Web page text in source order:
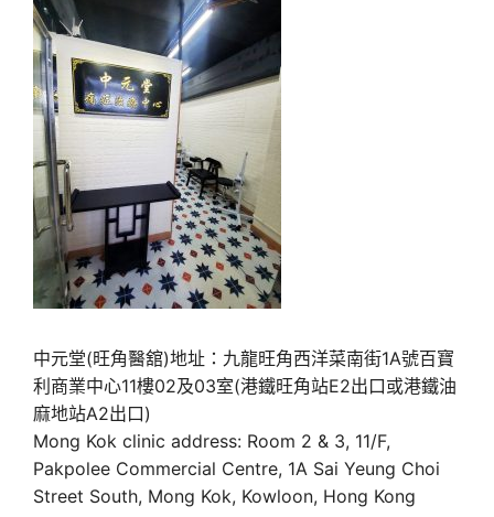
中元堂(旺角醫舘)地址：九龍旺角西洋菜南街1A號百寶
利商業中心11樓02及03室(港鐵旺角站E2出口或港鐵油
麻地站A2出口)
Mong Kok clinic address: Room 2 & 3, 11/F,
Pakpolee Commercial Centre, 1A Sai Yeung Choi
Street South, Mong Kok, Kowloon, Hong Kong